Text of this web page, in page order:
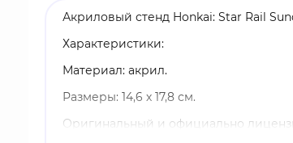
Акриловый стенд Honkai: Star Rail
Характеристики:
Материал: акрил.
Размеры: 14,6 х 17,8 см.
Оригинальный и официально